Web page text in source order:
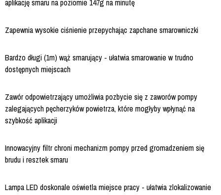
aplikację smaru na poziomie 147g na minutę
Zapewnia wysokie ciśnienie przepychając zapchane smarowniczki
Bardzo długi (1m) wąż smarujący - ułatwia smarowanie w trudno
dostępnych miejscach
Zawór odpowietrzający umożliwia pozbycie się z zaworów pompy
zalegających pęcherzyków powietrza, które mogłyby wpłynąć na
szybkość aplikacji
Innowacyjny filtr chroni mechanizm pompy przed gromadzeniem się
brudu i resztek smaru
Lampa LED doskonale oświetla miejsce pracy - ułatwia zlokalizowanie